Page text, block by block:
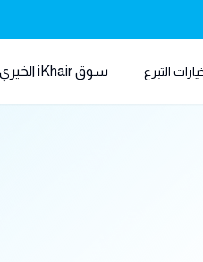
التبرع سوق iKhair الخيري